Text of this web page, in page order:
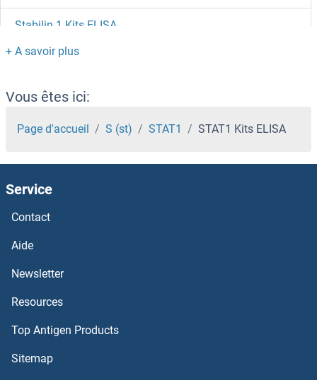
Stabilin 1 Kits ELISA
ST8SIA4 Kits ELISA
ST8SIA2 Kits ELISA
ST8SIA1 Kits ELISA
ST7L Kits ELISA
ST7 Kits ELISA
ST6GAL1 Kits ELISA
ST5 Kits ELISA
ST3GAL4 Kits ELISA
Vous êtes ici:
Page d'accueil S (st) STAT1 STAT1 Kits ELISA
Service
Contact
Aide
Newsletter
Resources
Top Antigen Products
Sitemap